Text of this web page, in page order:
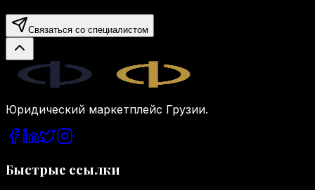
Связаться со специалистом
Юридический маркетплейс Грузии.
Быстрые ссылки